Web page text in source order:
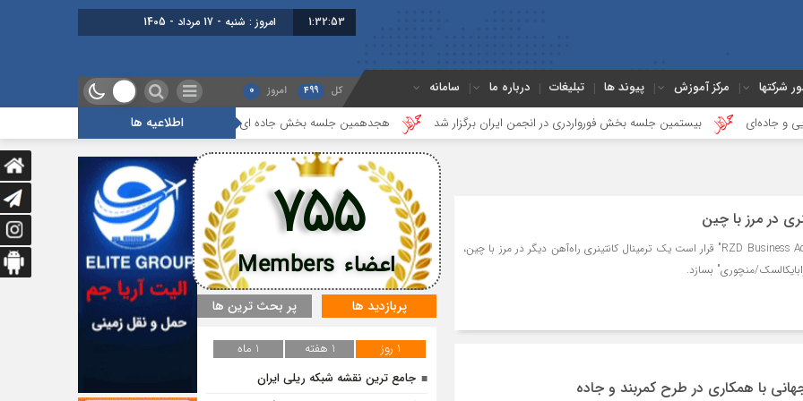
1:32:53 امروز : شنبه - 17 مرداد - 1405
شرکتها مرکز آموزش پیوند ها تبلیغات درباره ما سامانه کل 499 امروز 0
اطلاعیه ها بیستمین جلسه بخش فورواردری در انجمن ایران برگزار شد هجدهمین جلسه بخش جاده ای برگزار شد گزارشی از آخرین جلسه بخش گمرک ،
در مرز با چین
شرکت "RZD Business Active - Zabaikalsk" قرار است یک ترمینال کانتینری راه‌آهن دیگر در مرز با چین،
منچوری" بسازد.
با همکاری در طرح کمربند و جاده
اعضاء Members
755
پربازدید ها پر بحث ترین ها
1 روز 1 هفته
1 ماه
جامع ترین نقشه شبکه ریلی ایران